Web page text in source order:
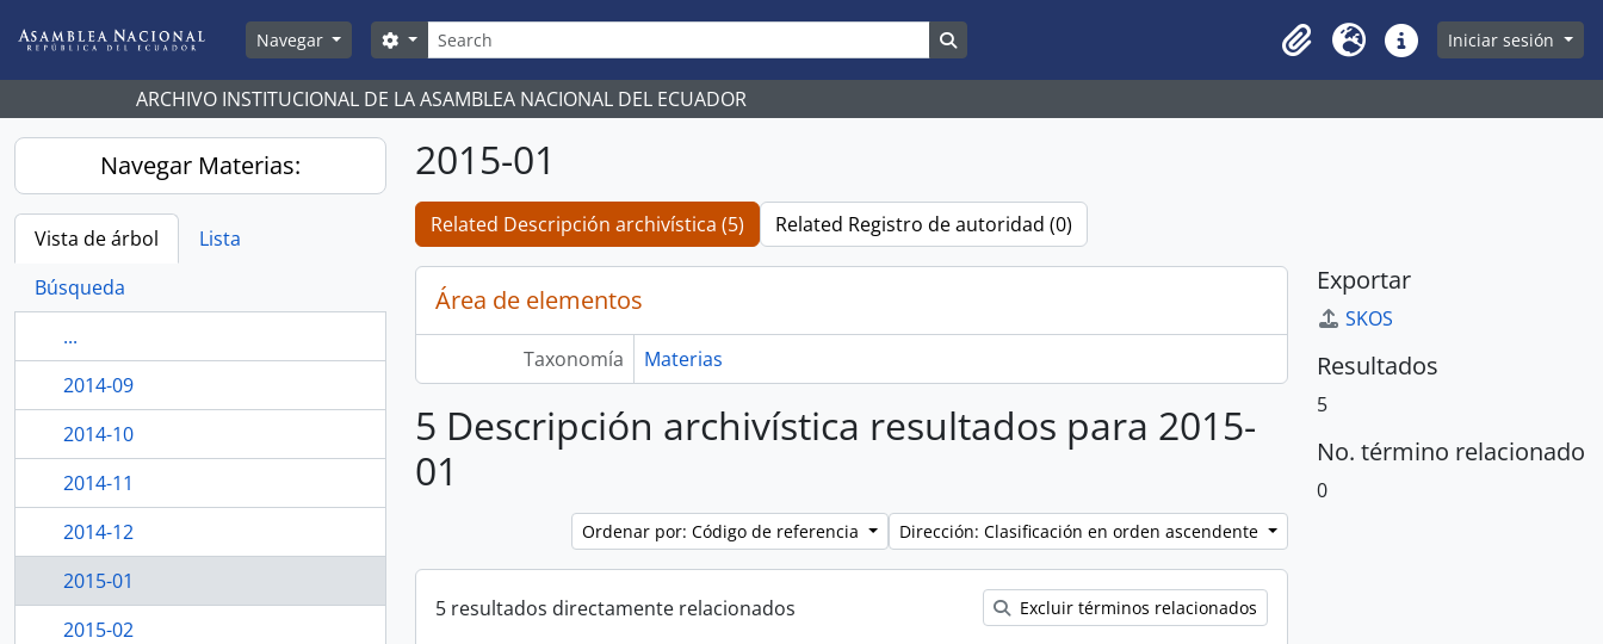
Navegar
Búsqueda
Search options
Clipboard
Idioma Enlaces rápidos
Iniciar sesión
ARCHIVO INSTITUCIONAL DE LA ASAMBLEA NACIONAL DEL ECUADOR
Navegar Materias:
Vista de árbol
Lista
Búsqueda
...
2014-09
2014-10
2014-11
2014-12
2015-01
2015-02
2015-01
Related Descripción archivística (5) Related Registro de autoridad (0)
Área de elementos
Taxonomía Materias
5 Descripción archivística resultados para 2015-
01
Ordenar por: Código de referencia Dirección: Clasificación en orden ascendente
5 resultados directamente relacionados Excluir términos relacionados
Exportar
SKOS
Resultados
5
No. término relacionado
0